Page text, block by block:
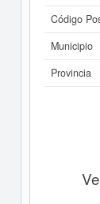
Código
Municipio
Provincia